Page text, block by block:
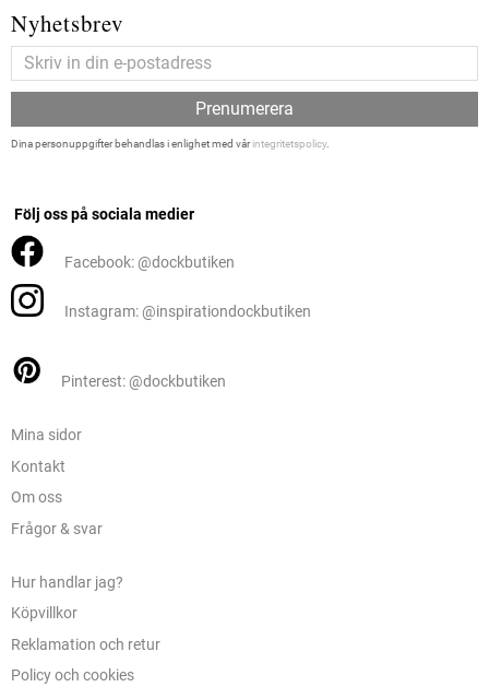
Nyhetsbrev
Prenumerera
Dina personuppgifter behandlas i enlighet med vårintegritetspolicy.
Följ oss på sociala medier
Facebook: @dockbutiken
Instagram: @inspirationdockbutiken
Pinterest: @dockbutiken
Mina sidor
Kontakt
Om oss
Frågor & svar
Hur handlar jag?
Köpvillkor
Reklamation och retur
Policy och cookies